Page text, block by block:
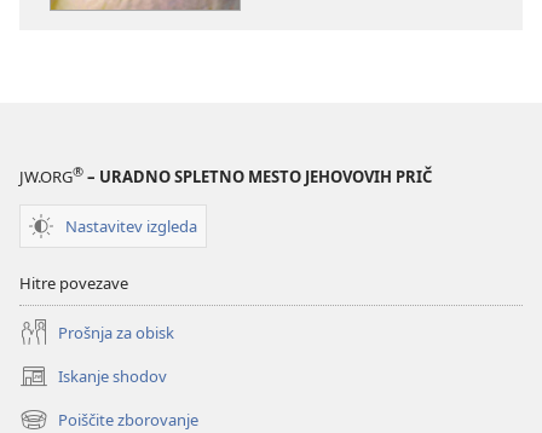
JW.ORG® – URADNO SPLETNO MESTO JEHOVOVIH PRIČ
Nastavitev izgleda
Hitre povezave
Prošnja za obisk
Iskanje shodov
(odpre
novo Poiščite zborovanje